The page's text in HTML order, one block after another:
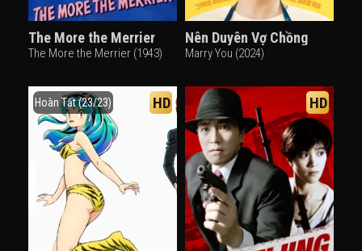
The More the Merrier
The More the Merrier (1943)
Nên Duyên Vợ Chồng
Marry You (2024)
Hoàn Tất (23/23) HD HD